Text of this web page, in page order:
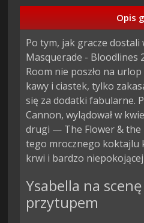
Opis
Po tym, jak gracze dostali
Masquerade - Bloodlines
Room nie poszło na
kawy i ciastek, tylko
się za dodatki fabularne.
Cannon, wylądował w
drugi — The Flower & the
tego mrocznego koktajlu
krwi i bardzo
Ysabella na
przytupem